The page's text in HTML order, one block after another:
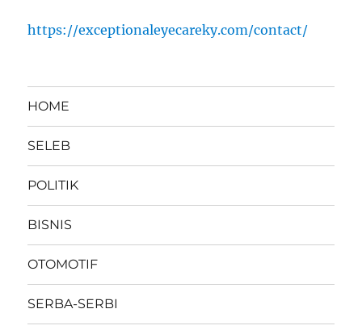
https://exceptionaleyecareky.com/contact/
HOME
SELEB
POLITIK
BISNIS
OTOMOTIF
SERBA-SERBI